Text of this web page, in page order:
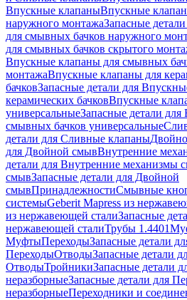
Впускные клапаныВпускные
наружного монтажаЗапасные
для смывных бачков наружного
для смывных бачков скрытого
Впускные клапаны для смывных
монтажаВпускные клапаны для
бачковЗапасные детали для
керамических бачковВпускные
универсальныеЗапасные детали
смывных бачков универсальные
детали для Сливные клапаны
для Двойной смывВнутренние
детали для Внутренние механизмы
смывЗапасные детали для Двойной
смывПринадлежностиСмывные
системыGeberit Mapress из
из нержавеющей сталиЗапасные
нержавеющей сталиТрубы 1.4401
МуфтыПереходыЗапасные детали
ПереходыОтводыЗапасные детали
ОтводыТройникиЗапасные детали
неразборныеЗапасные детали для
неразборныеПереходники и